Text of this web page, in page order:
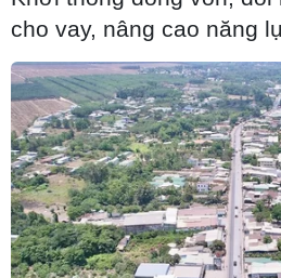
Ba Lan thảo luận việc
quân sự thường trực
06/08/2026 00:06
cho vay, nâng cao năng